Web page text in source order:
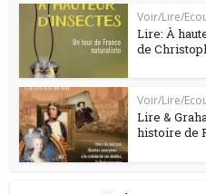
Voir/Lire/
Lire: À
de
Voir/Lire/
Lire &
histoire de